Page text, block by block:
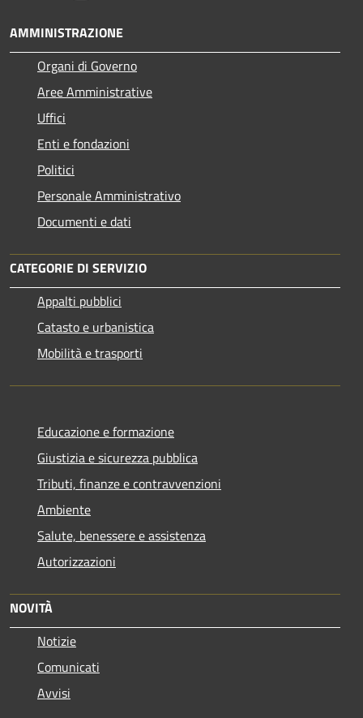
AMMINISTRAZIONE
Organi di Governo
Aree Amministrative
Uffici
Enti e fondazioni
Politici
Personale Amministrativo
Documenti e dati
CATEGORIE DI SERVIZIO
Appalti pubblici
Catasto e urbanistica
Mobilità e trasporti
Educazione e formazione
Giustizia e sicurezza pubblica
Tributi, finanze e contravvenzioni
Ambiente
Salute, benessere e assistenza
Autorizzazioni
NOVITÀ
Notizie
Comunicati
Avvisi